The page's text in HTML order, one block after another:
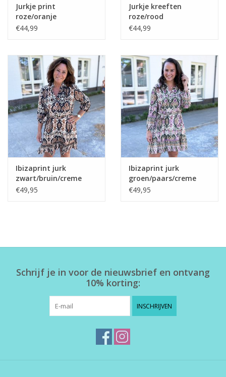
Herensokken
Jurkje print
roze/oranje
€44,99
Jurkje kreeften
roze/rood
€44,99
Ibizaprint jurk
zwart/bruin/creme
€49,95
Ibizaprint jurk
groen/paars/creme
€49,95
Schrijf je in voor de nieuwsbrief en ontvang
10% korting:
INSCHRIJVEN